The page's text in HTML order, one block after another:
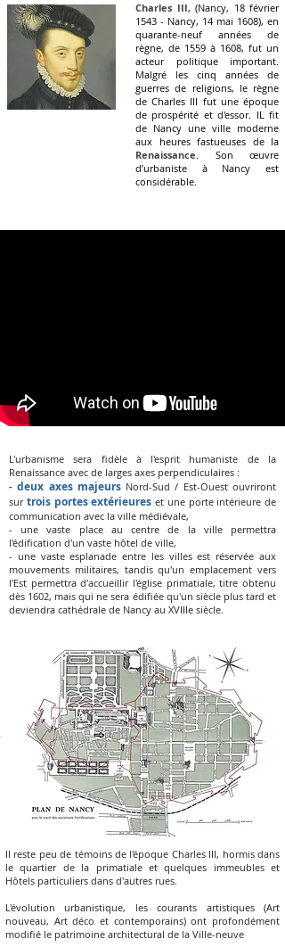
Charles III, (Nancy, 18 février
1543 - Nancy, 14 mai 1608), en
quarante-neuf années de
règne, de 1559 à 1608, fut un
acteur politique important.
Malgré les cinq années de
guerres de religions, le règne
de Charles III fut une époque
de prospérité et d'essor. IL fit
de Nancy une ville moderne
aux heures fastueuses de la
Renaissance. Son œuvre
d’urbaniste à Nancy est
considérable.
L'urbanisme sera fidèle à l'esprit humaniste de la
Renaissance avec de larges axes perpendiculaires :
-deux axes majeursNord-Sud / Est-Ouest ouvriront
sur trois portes extérieures et une porte intérieure de
communication avec la ville médiévale,
- une vaste place au centre de la ville permettra
l'édification d'un vaste hôtel de ville,
- une vaste esplanade entre les villes est réservée aux
mouvements militaires, tandis qu'un emplacement vers
l'Est permettra d'accueillir l'église primatiale, titre obtenu
dès 1602, mais qui ne sera édifiée qu'un siècle plus tard et
deviendra cathédrale de Nancy au XVIIIe siècle.
Il reste peu de témoins de l'époque Charles III, hormis dans
le quartier de la primatiale et quelques immeubles et
Hôtels particuliers dans d'autres rues.
L'évolution urbanistique, les courants artistiques (Art
nouveau, Art déco et contemporains) ont profondément
modifié le patrimoine architectural de la Ville-neuve